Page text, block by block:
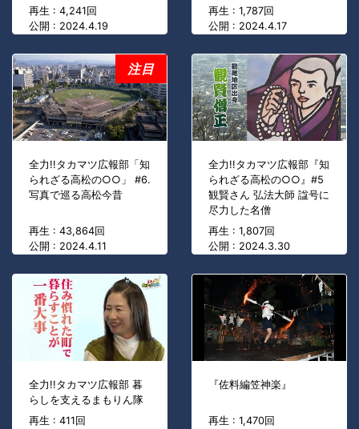
再生 : 4,241回
公開 : 2024.4.19
再生 : 1,787回
公開 : 2024.4.17
全力!!タカマツ広報部「知
られざる高松の○○」 #6.
写真で巡る高松今昔
再生 : 43,864回
公開 : 2024.4.11
注目
全力!!タカマツ広報部『知
られざる高松の○○』#5
観賢さん 弘法大師 諡号に
尽力した名僧
再生 : 1,807回
公開 : 2024.3.30
全力!!タカマツ広報部 暮
らしを支えるまもりん隊
再生 : 411回
『佐料編笠神楽』
再生 : 1,470回